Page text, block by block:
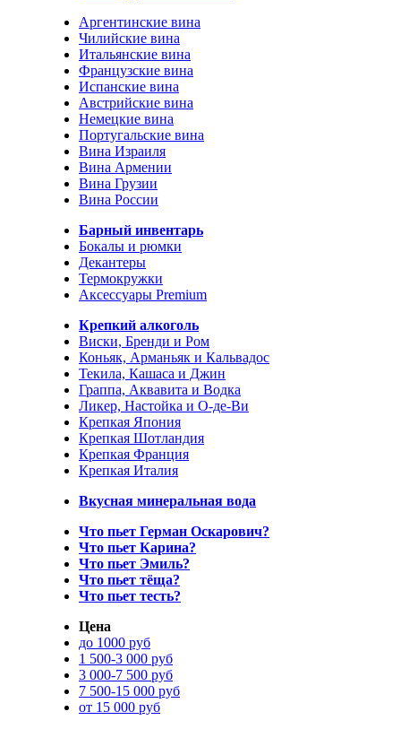
Аргентинские вина
Чилийские вина
Итальянские вина
Французские вина
Испанские вина
Австрийские вина
Немецкие вина
Португальские вина
Вина Израиля
Вина Армении
Вина Грузии
Вина России
Барный инвентарь
Бокалы и рюмки
Декантеры
Термокружки
Аксессуары Premium
Крепкий алкоголь
Виски, Бренди и Ром
Коньяк, Арманьяк и Кальвадос
Текила, Кашаса и Джин
Граппа, Аквавита и Водка
Ликер, Настойка и О-де-Ви
Крепкая Япония
Крепкая Шотландия
Крепкая Франция
Крепкая Италия
Вкусная минеральная вода
Что пьет Герман Оскарович?
Что пьет Карина?
Что пьет Эмиль?
Что пьет тёща?
Что пьет тесть?
Цена
до 1000 руб
1 500-3 000 руб
3 000-7 500 руб
7 500-15 000 руб
от 15 000 руб